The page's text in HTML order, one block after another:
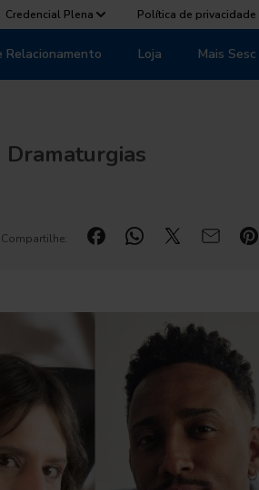
Credencial Plena Política de privacidade
Relacionamento Loja Mais Sesc
Compartilhe: